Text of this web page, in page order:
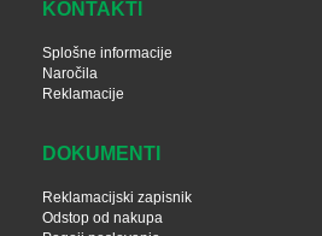
KONTAKTI
Splošne informacije
Naročila
Reklamacije
DOKUMENTI
Reklamacijski zapisnik
Odstop od nakupa